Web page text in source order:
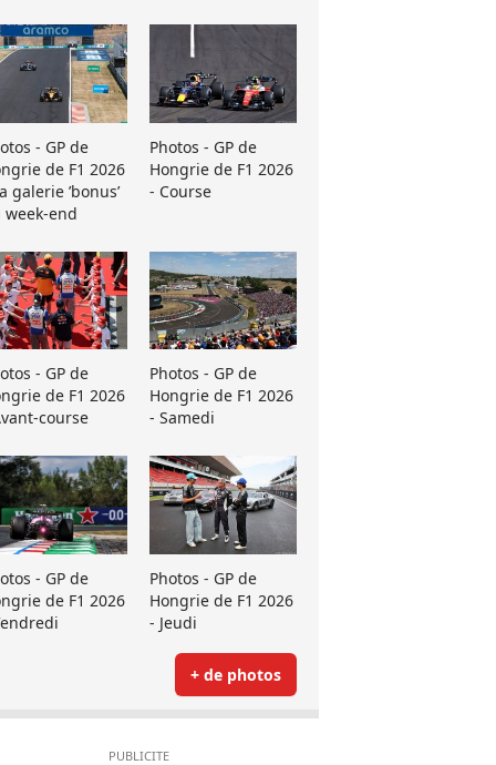
- GP de
de F1 2026
galerie ’bonus’
week-end
Photos - GP de
Hongrie de F1 2026
- Course
- GP de
de F1 2026
course
Photos - GP de
Hongrie de F1 2026
- Samedi
- GP de
de F1 2026
Photos - GP de
Hongrie de F1 2026
- Jeudi
+ de photos